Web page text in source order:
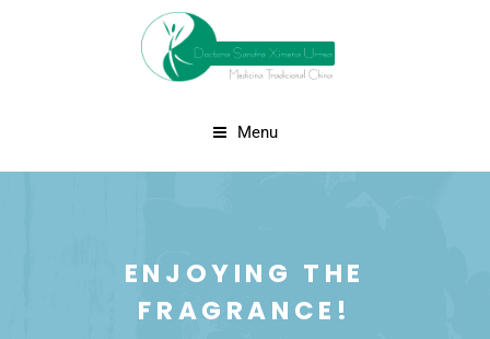
Menu
ENJOYING THE
FRAGRANCE!